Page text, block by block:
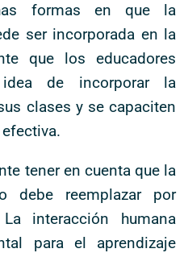
formas en que la
ser incorporada en la
que los educadores
de incorporar la
clases y se capaciten
tener en cuenta que la
debe reemplazar por
interacción humana
para el aprendizaje